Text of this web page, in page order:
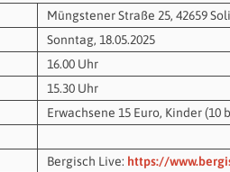
Müngstener Straße 25, 42659
Sonntag, 18.05.2025
16.00 Uhr
15.30 Uhr
Erwachsene 15 Euro, Kinder (10
Bergisch Live: https://